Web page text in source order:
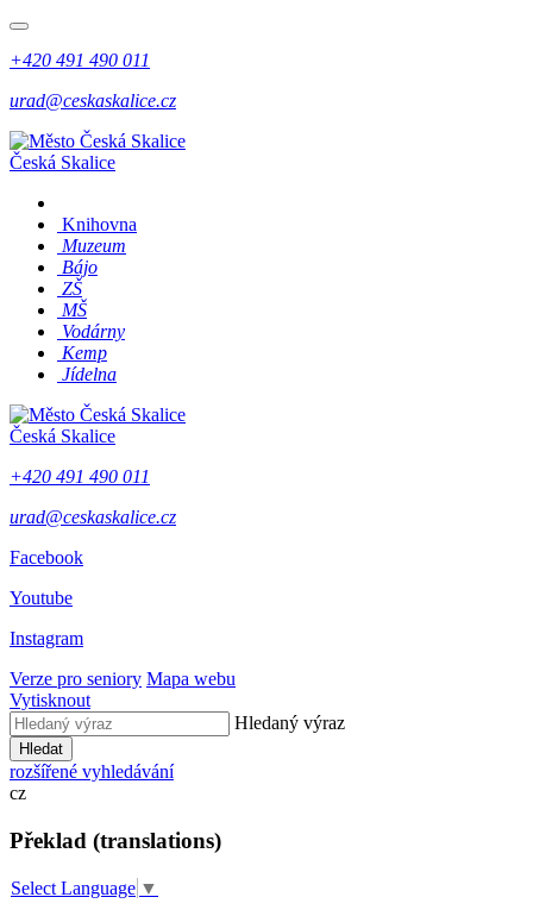
+420 491 490 011
urad@ceskaskalice.cz
Česká Skalice
Knihovna
Muzeum
Bájo
ZŠ
MŠ
Vodárny
Kemp
Jídelna
Česká Skalice
+420 491 490 011
urad@ceskaskalice.cz
Facebook
Youtube
Instagram
Verze pro seniory Mapa webu
Vytisknout
Hledaný výraz
Hledat
rozšířené vyhledávání
cz
Překlad (translations)
Select Language ▼